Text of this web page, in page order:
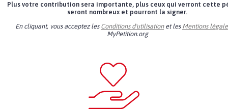
Plus votre contribution sera importante, plus ceux qui verront cette
seront nombreux et pourront la signer.
En cliquant, vous acceptez les Conditions d'utilisationet les Mentions
MyPetition.org